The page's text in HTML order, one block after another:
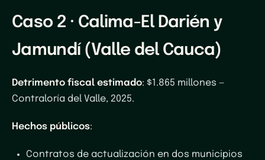
Caso 2 · Calima-El Darién y
Jamundí (Valle del Cauca)
Detrimento fiscal estimado: $1.865 millones —
Contraloría del Valle, 2025.
Hechos públicos:
Contratos de actualización en dos municipios